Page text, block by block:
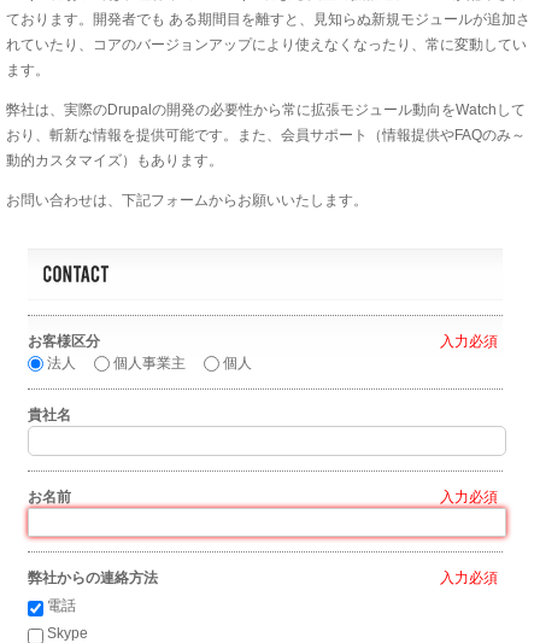
ております。開発者でも ある期間目を離すと、見知らぬ新規モジュールが追加さ
れていたり、コアのバージョンアップにより使えなくなったり、常に変動してい
ます。
弊社は、実際のDrupalの開発の必要性から常に拡張モジュール動向をWatchして
おり、斬新な情報を提供可能です。また、会員サポート（情報提供やFAQのみ～
動的カスタマイズ）もあります。
お問い合わせは、下記フォームからお願いいたします。
お客様区分
法人
個人事業主 個人
貴社名
お名前
弊社からの連絡方法
電話
Skype